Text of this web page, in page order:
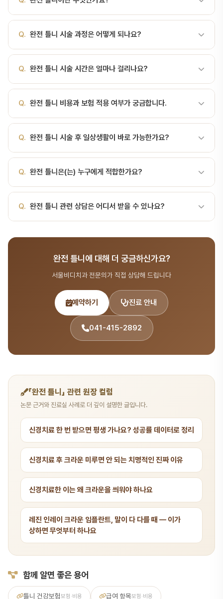
자에게 사용하는 가철식 의치. 완전 틀니란? 완전 틀니(complete
denture)는 상악 또는 하악에 자연치아가 전혀 남아있지 않은 무치
악 환자에게 사용하는 탈착형 의치입니다. 잇몸과 구강점막, 상악의
이 사용할 수 있는 표준적 보철 방법 중 하나입니다. 제작 과정 1차 인
상(예비 본뜨기) → 개인 트레이 제작 → 2차 정밀 인상 교합 채득(상·
수술 없이 적용 가능, 제거·청소 용이유지력 한계로 저작·발음 적응 필
요, 잇몸뼈 흡수 시 재조정 필요 임상적 의미 및 관리·주의사항 처음에
Q. 완전 틀니 시술 과정은 어떻게 되나요?
자에게 사용하는 가철식 의치. 서울비디치과에서는 정밀 검사 → 치료
계획 수립 → 시술 → 경과 관찰 순서로 진행합니다. 서울대 출신 전문
의가 직접 진료합니다.
Q. 완전 틀니 시술 시간은 얼마나 걸리나요?
적으로 30분~2시간 정도 소요됩니다. 정확한 시간은 진료 상담 시 안
내해 드립니다.
Q. 완전 틀니 비용과 보험 적용 여부가 궁금합니다.
능한 항목도 있으니, 서울비디치과 상담(041-415-2892)을 통해 정
확한 비용과 보험 적용 여부를 확인하세요.
Q. 완전 틀니 시술 후 일상생활이 바로 가능한가요?
시술 종류에 따라 주의사항이 다르므로, 담당 의사의 안내를 따라주세
요.
Q. 완전 틀니은(는) 누구에게 적합한가요?
릅니다. 서울비디치과에서는 CT, X-ray 등 정밀 검사를 통해 최적의
치료 방법을 제안합니다.
Q. 완전 틀니 관련 상담은 어디서 받을 수 있나요?
041-415-2892 또는 온라인 예약(bdbddc.com/reservation)
으로 상담을 받으실 수 있습니다.
완전 틀니에 대해 더 궁금하신가요?
서울비디치과 전문의가 직접 상담해 드립니다
예약하기 진료 안내
041-415-2892
「완전 틀니」 관련 원장 컬럼
논문 근거와 진료실 사례로 더 깊이 설명한 글입니다.
신경치료 한 번 받으면 평생 가나요? 성공률 데이터로 정리
신경치료 후 크라운 미루면 안 되는 치명적인 진짜 이유
신경치료한 이는 왜 크라운을 씌워야 하나요
레진 인레이 크라운 임플란트, 말이 다 다를 때 — 이가
상하면 무엇부터 하나요
함께 알면 좋은 용어
틀니 건강보험보험·비용 급여 항목보험·비용